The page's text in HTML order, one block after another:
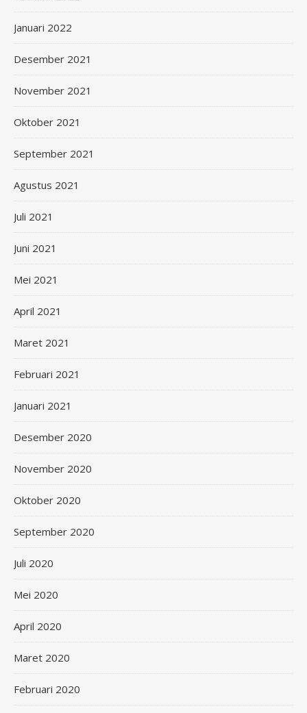
Januari 2022
Desember 2021
November 2021
Oktober 2021
September 2021
Agustus 2021
Juli 2021
Juni 2021
Mei 2021
April 2021
Maret 2021
Februari 2021
Januari 2021
Desember 2020
November 2020
Oktober 2020
September 2020
Juli 2020
Mei 2020
April 2020
Maret 2020
Februari 2020